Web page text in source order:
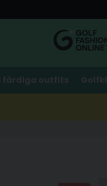
färdiga outfits